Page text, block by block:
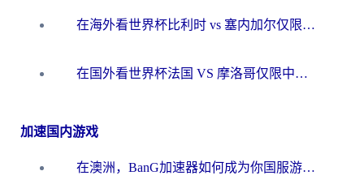
在海外看世界杯比利时 vs 塞内加尔仅限中国大陆？我找到了最流畅的中文解说之路
在国外看世界杯法国 VS 摩洛哥仅限中国大陆？海外党这样看中文解说赛事不卡顿
加速国内游戏
在澳洲，BanG加速器如何成为你国服游戏的“时光机”？